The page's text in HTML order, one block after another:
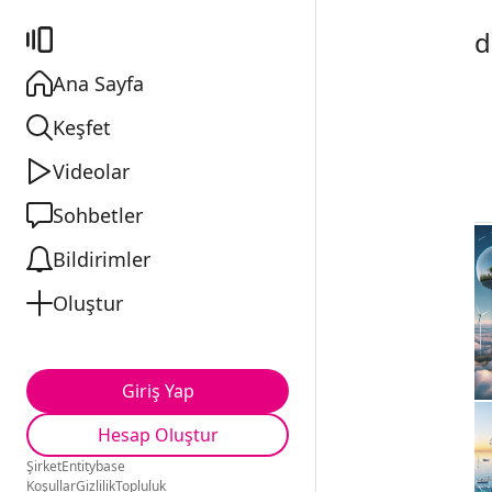
Ana Sayfa
Keşfet
Videolar
Sohbetler
Bildirimler
Oluştur
Giriş Yap
Hesap Oluştur
ŞirketEntitybase
KoşullarGizlilikTopluluk